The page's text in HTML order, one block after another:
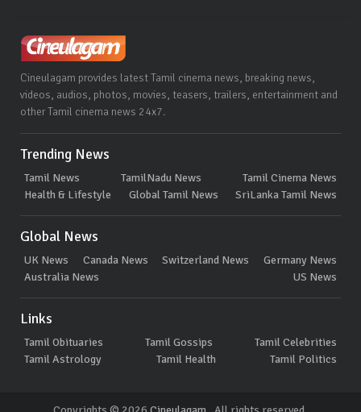
Cineulagam provides latest Tamil cinema news, breaking news,
videos, audios, photos, movies, teasers, trailers, entertainment and
other Tamil cinema news 24x7.
Trending News
Tamil News TamilNadu News
Tamil Cinema News
Health & Lifestyle
Global Tamil News SriLanka Tamil News
Global News
UK News Canada News Switzerland News
Germany News
Australia News
US News
Links
Tamil Obituaries Tamil Gossips
Tamil Celebrities
Tamil Astrology
Tamil Health Tamil Politics